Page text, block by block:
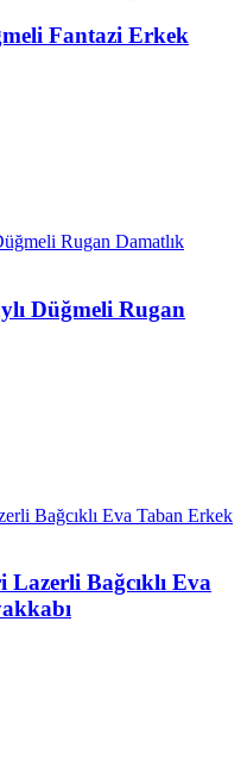
Fantazi Erkek
Düğmeli Rugan
Bağcıklı Eva